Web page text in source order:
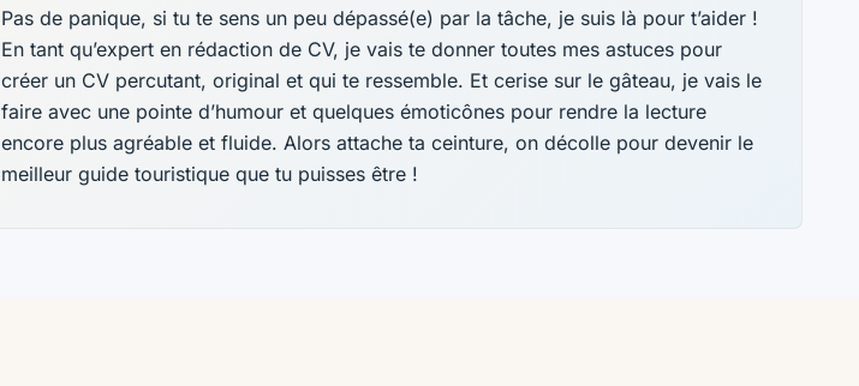
Pas de panique, si tu te sens un peu dépassé(e) par la tâche, je suis là pour t’aider !
En tant qu’expert en rédaction de CV, je vais te donner toutes mes astuces pour
créer un CV percutant, original et qui te ressemble. Et cerise sur le gâteau, je vais le
faire avec une pointe d’humour et quelques émoticônes pour rendre la lecture
encore plus agréable et fluide. Alors attache ta ceinture, on décolle pour devenir le
meilleur guide touristique que tu puisses être !